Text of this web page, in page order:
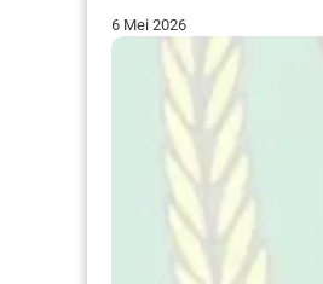
6 Mei 2026